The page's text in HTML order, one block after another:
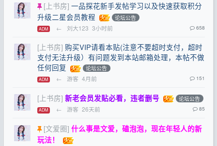
[上书房] 一品探花新手发帖学习以及快速获取积分
升级二星会员教程
论坛公告
ADM ← 刘大123 3小时前 658
[上书房] 购买VIP请看本贴(注意不要超时支付，超时
支付无法升级）有问题发到本站邮箱处理，本帖不做
任何回复
论坛公告
ADM ← 游客 4月前 151
[上书房] 新老会员发贴必看，违者删号 论坛公告
ADM ← 游客 26天前 85
[文爱圈] 什么事是文爱，磕泡泡，现在年轻人的新
玩法！